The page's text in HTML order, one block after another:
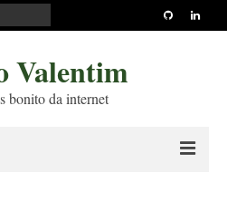
Valentim
bonito da internet